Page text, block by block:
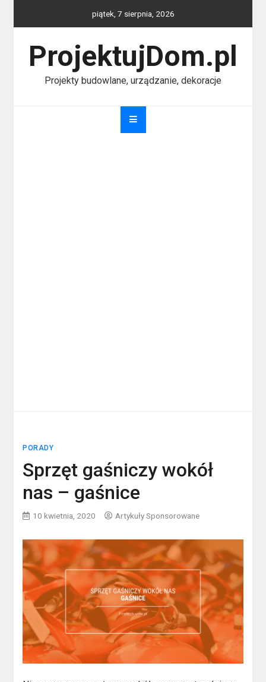
piątek, 7 sierpnia, 2026
ProjektujDom.pl
Projekty budowlane, urządzanie, dekoracje
PORADY
Sprzęt gaśniczy wokół
nas – gaśnice
10 kwietnia, 2020 Artykuły Sponsorowane